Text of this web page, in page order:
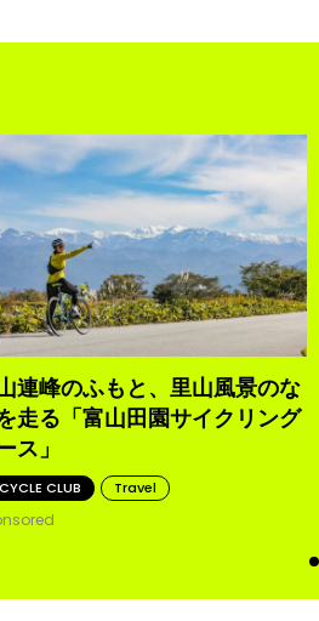
連峰のふもと、里山風景のな
走る「富山田園サイクリング
ス」
CLUB Travel